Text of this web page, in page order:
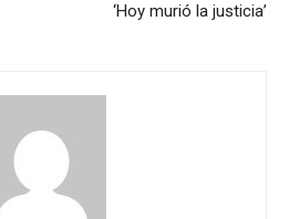
‘Hoy murió la justicia’